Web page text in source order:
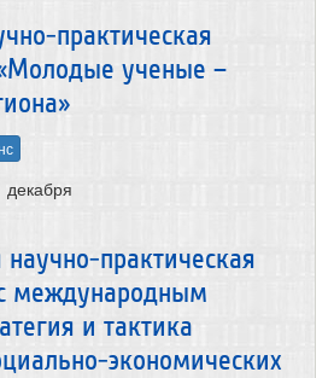
практическая
ученые –
декабря
научно-практическая
международным
и тактика
экономических